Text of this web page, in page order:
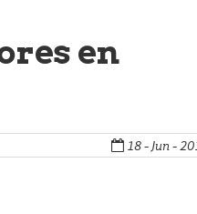
en
18 - Jun -